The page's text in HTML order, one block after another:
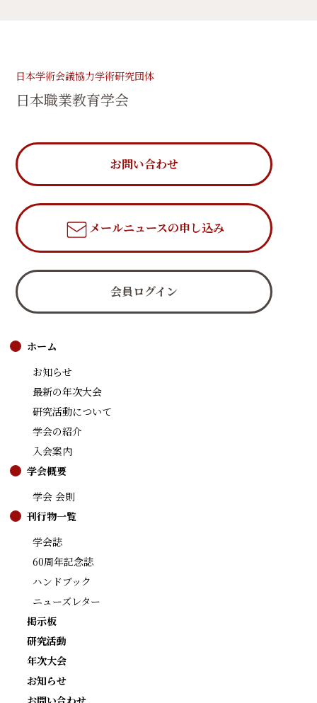
日本学術会議協力学術研究団体
日本職業教育学会
お問い合わせ
メールニュースの申し込み
会員ログイン
ホーム
お知らせ
最新の年次大会
研究活動について
学会の紹介
入会案内
学会概要
学会 会則
刊行物一覧
学会誌
60周年記念誌
ハンドブック
ニューズレター
掲示板
研究活動
年次大会
お知らせ
お問い合わせ